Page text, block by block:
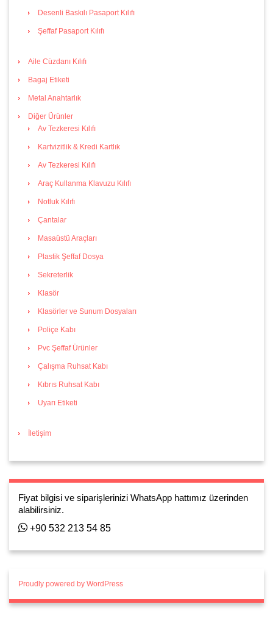
Desenli Baskılı Pasaport Kılıfı
Şeffaf Pasaport Kılıfı
Aile Cüzdanı Kılıfı
Bagaj Etiketi
Metal Anahtarlık
Diğer Ürünler
Av Tezkeresi Kılıfı
Kartvizitlik & Kredi Kartlık
Av Tezkeresi Kılıfı
Araç Kullanma Klavuzu Kılıfı
Notluk Kılıfı
Çantalar
Masaüstü Araçları
Plastik Şeffaf Dosya
Sekreterlik
Klasör
Klasörler ve Sunum Dosyaları
Poliçe Kabı
Pvc Şeffaf Ürünler
Çalışma Ruhsat Kabı
Kıbrıs Ruhsat Kabı
Uyarı Etiketi
İletişim
Fiyat bilgisi ve siparişlerinizi WhatsApp hattımız üzerinden
alabilirsiniz.
+90 532 213 54 85
Proudly powered by WordPress